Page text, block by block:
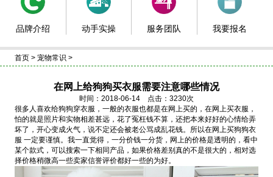
品牌介绍 动手实操 服务团队 我要报名
首页 > 宠物常识 >
在网上给狗狗买衣服需要注意哪些情况
时间：2018-06-14 点击：3230次
很多人喜欢给狗狗穿衣服，一般的衣服也都是在网上买的，在网上买衣服，
怕的就是照片和实物相差甚远，花了冤枉钱不算，还把本来好好的心情给弄
坏了，开心变成火气，说不定还会被老公骂成乱花钱。所以在网上买狗狗衣
服 一定要谨慎。我一直觉得，一分价钱一分货，网上的价格是透明的，看中
某个款式，可以搜索一下相同产品，如果价格差别真的不是很大的，相对选
择价格稍微高一些卖家信誉评价都好一些的为好。